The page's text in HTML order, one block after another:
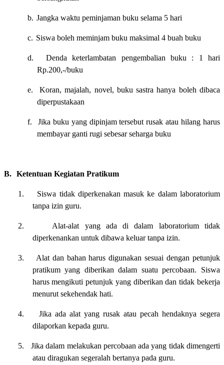
b. Jangka waktu peminjaman buku selama 5 hari
c. Siswa boleh meminjam buku maksimal 4 buah buku
d.
Denda keterlambatan pengembalian buku : 1 hari
Rp.200,-/buku
e.
Koran, majalah, novel, buku sastra hanya boleh dibaca
diperpustakaan
f.
Jika buku yang dipinjam tersebut rusak atau hilang harus
membayar ganti rugi sebesar seharga buku
B. Ketentuan Kegiatan Pratikum
1.
Siswa tidak diperkenakan masuk ke dalam laboratorium
tanpa izin guru.
2.
Alat-alat yang ada di dalam laboratorium tidak
diperkenankan untuk dibawa keluar tanpa izin.
3.
Alat dan bahan harus digunakan sesuai dengan petunjuk
pratikum yang diberikan dalam suatu percobaan. Siswa
harus mengikuti petunjuk yang diberikan dan tidak bekerja
menurut sekehendak hati.
4.
Jika ada alat yang rusak atau pecah hendaknya segera
dilaporkan kepada guru.
5.
Jika dalam melakukan percobaan ada yang tidak dimengerti
atau diragukan segeralah bertanya pada guru.